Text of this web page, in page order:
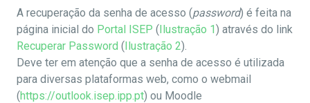
A recuperação da senha de acesso (password) é feita na
página inicial do Portal ISEP (Ilustração 1) através do link
Recuperar Password (Ilustração 2).
Deve ter em atenção que a senha de acesso é utilizada
para diversas plataformas web, como o webmail
(https://outlook.isep.ipp.pt) ou Moodle